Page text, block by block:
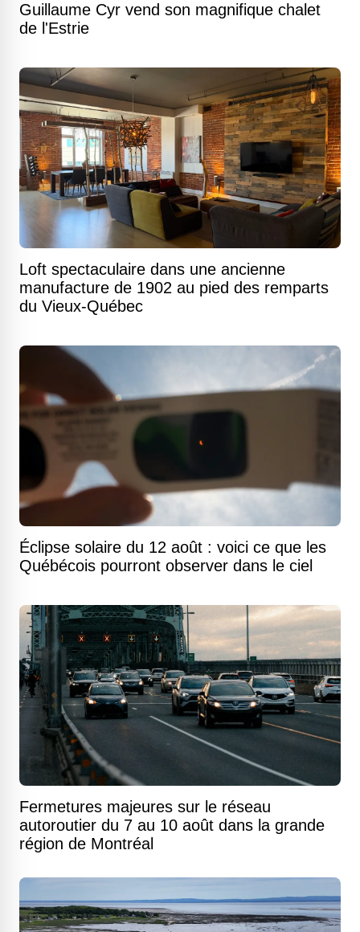
Guillaume Cyr vend son magnifique chalet
de l'Estrie
Loft spectaculaire dans une ancienne
manufacture de 1902 au pied des remparts
du Vieux-Québec
Éclipse solaire du 12 août : voici ce que les
Québécois pourront observer dans le ciel
Fermetures majeures sur le réseau
autoroutier du 7 au 10 août dans la grande
région de Montréal